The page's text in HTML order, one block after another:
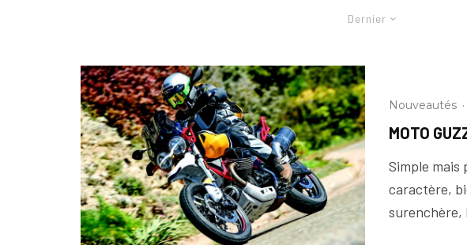
Dernier
Nouveautés ·
MOTO
Simple mais
caractère,
surenchère,